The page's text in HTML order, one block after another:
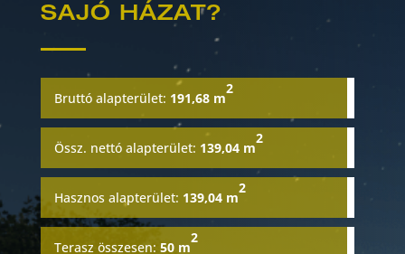
SAJÓ HÁZAT?
Bruttó alapterület: 191,68 m
2
Össz. nettó alapterület: 139,04 m
2
Hasznos alapterület: 139,04 m
2
Terasz összesen: 50 m
2